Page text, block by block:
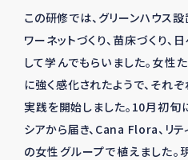
この研修では、グリーンハウス設
ワーネットづくり、苗床づくり
して学んでもらいました。女性
に強く感化されたようで、それ
実践を開始しました。 10月初旬
シアから届き、 Cana Flora、リテ
の女性グループで植えました。